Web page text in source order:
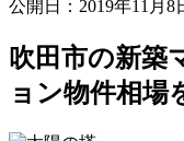
公開日： 2019年11月8
吹田市の新築
ョン物件相場